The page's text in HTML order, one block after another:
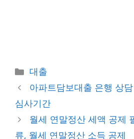
카
테
고
리
대출
아파트담보대출 은행 상
심사기간
월세 연말정산 세액 공제
류, 월세 연말정산 소득 공제